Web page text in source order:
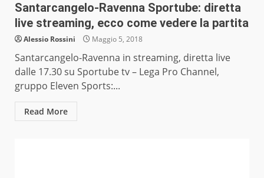
Santarcangelo-Ravenna Sportube: diretta
live streaming, ecco come vedere la partita
Alessio Rossini Maggio 5, 2018
Santarcangelo-Ravenna in streaming, diretta live
dalle 17.30 su Sportube tv – Lega Pro Channel,
gruppo Eleven Sports:...
Read More